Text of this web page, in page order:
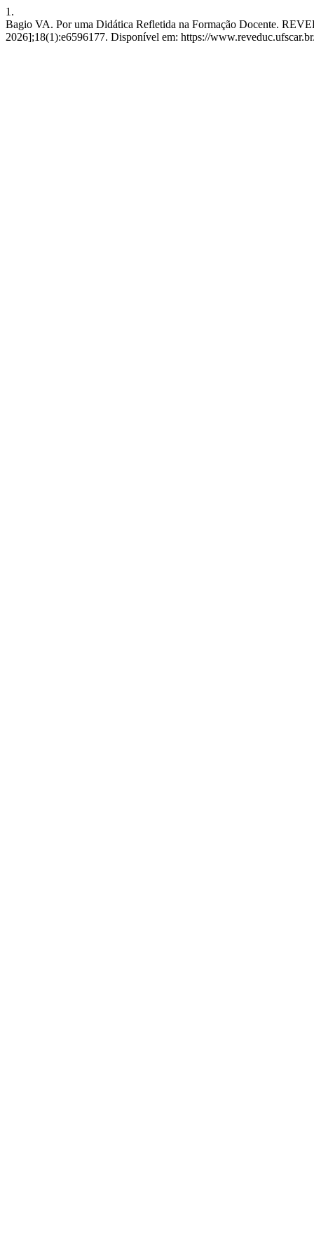
1.
Bagio VA. Por uma Didática Refletida na Formação Docente.
2026];18(1):e6596177. Disponível em: https://